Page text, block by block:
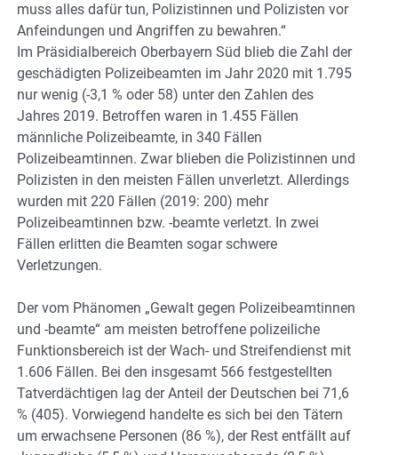
muss alles dafür tun, Polizistinnen und Polizisten vor
Anfeindungen und Angriffen zu bewahren.“
Im Präsidialbereich Oberbayern Süd blieb die Zahl der
geschädigten Polizeibeamten im Jahr 2020 mit 1.795
nur wenig (-3,1 % oder 58) unter den Zahlen des
Jahres 2019. Betroffen waren in 1.455 Fällen
männliche Polizeibeamte, in 340 Fällen
Polizeibeamtinnen. Zwar blieben die Polizistinnen und
Polizisten in den meisten Fällen unverletzt. Allerdings
wurden mit 220 Fällen (2019: 200) mehr
Polizeibeamtinnen bzw. -beamte verletzt. In zwei
Fällen erlitten die Beamten sogar schwere
Verletzungen.
Der vom Phänomen „Gewalt gegen Polizeibeamtinnen
und -beamte“ am meisten betroffene polizeiliche
Funktionsbereich ist der Wach- und Streifendienst mit
1.606 Fällen. Bei den insgesamt 566 festgestellten
Tatverdächtigen lag der Anteil der Deutschen bei 71,6
% (405). Vorwiegend handelte es sich bei den Tätern
um erwachsene Personen (86 %), der Rest entfällt auf